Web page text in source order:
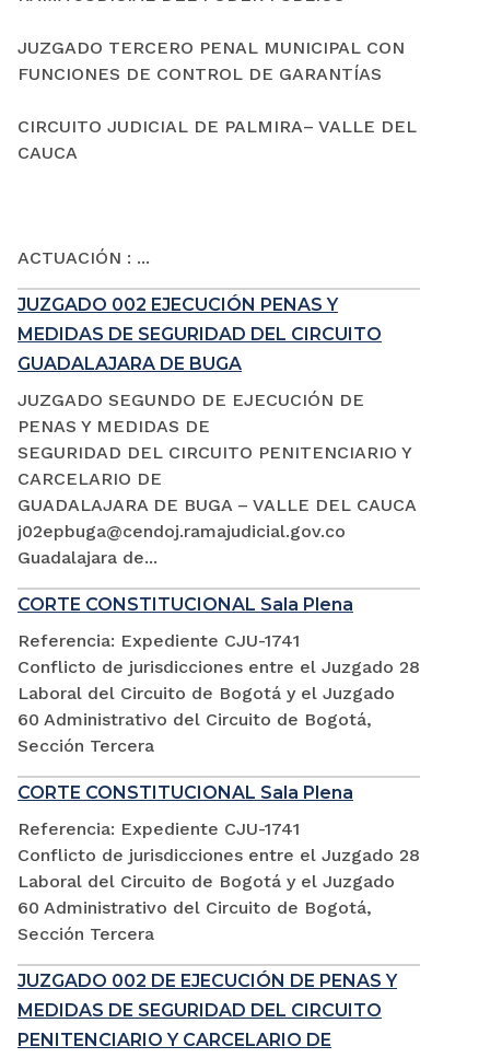
JUZGADO TERCERO PENAL MUNICIPAL CON
FUNCIONES DE CONTROL DE GARANTÍAS
CIRCUITO JUDICIAL DE PALMIRA– VALLE DEL
CAUCA
ACTUACIÓN : ...
JUZGADO 002 EJECUCIÓN PENAS Y
MEDIDAS DE SEGURIDAD DEL CIRCUITO
GUADALAJARA DE BUGA
JUZGADO SEGUNDO DE EJECUCIÓN DE
PENAS Y MEDIDAS DE
SEGURIDAD DEL CIRCUITO PENITENCIARIO Y
CARCELARIO DE
GUADALAJARA DE BUGA – VALLE DEL CAUCA
j02epbuga@cendoj.ramajudicial.gov.co
Guadalajara de...
CORTE CONSTITUCIONAL Sala Plena
Referencia: Expediente CJU-1741
Conflicto de jurisdicciones entre el Juzgado 28
Laboral del Circuito de Bogotá y el Juzgado
60 Administrativo del Circuito de Bogotá,
Sección Tercera
CORTE CONSTITUCIONAL Sala Plena
Referencia: Expediente CJU-1741
Conflicto de jurisdicciones entre el Juzgado 28
Laboral del Circuito de Bogotá y el Juzgado
60 Administrativo del Circuito de Bogotá,
Sección Tercera
JUZGADO 002 DE EJECUCIÓN DE PENAS Y
MEDIDAS DE SEGURIDAD DEL CIRCUITO
PENITENCIARIO Y CARCELARIO DE